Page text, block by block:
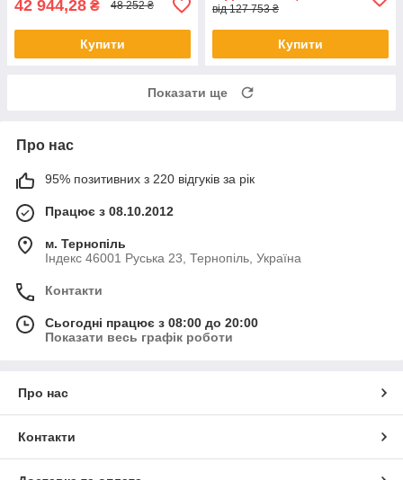
42 944,28 ₴ 48 252 ₴
Купити
від 127 753 ₴
Купити
Показати ще
Про нас
95% позитивних з 220 відгуків за рік
Працює з 08.10.2012
м. Тернопіль
Індекс 46001 Руська 23, Тернопіль, Україна
Контакти
Сьогодні працює з 08:00 до 20:00
Показати весь графік роботи
Про нас
Контакти